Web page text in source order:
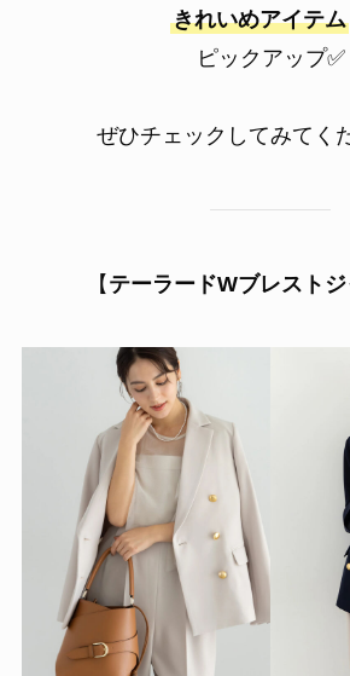
きれいめアイテム
ピックアップ✅
ぜひチェックしてみてく
【 テーラードWブレストジ